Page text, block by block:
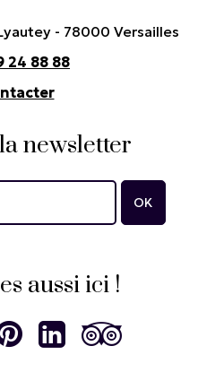
- 78000 Versailles
24 88 88
newsletter
aussi ici !